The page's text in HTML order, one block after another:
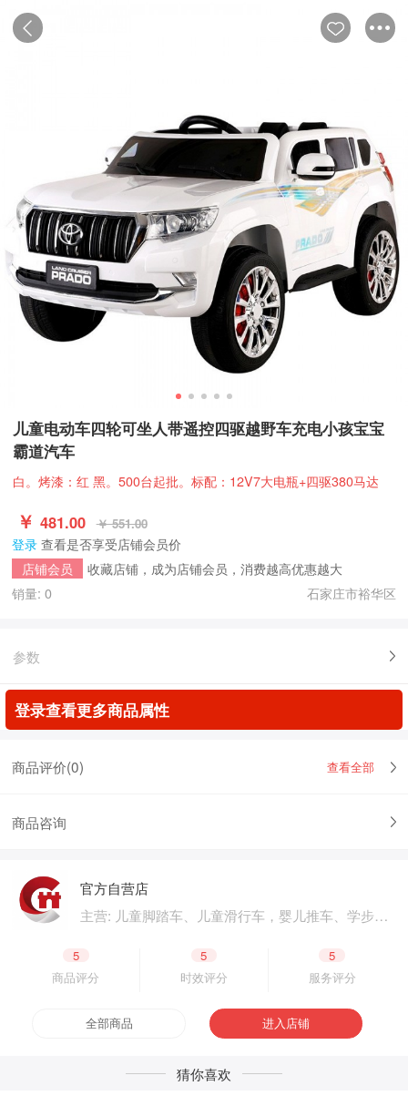
儿童电动车四轮可坐人带遥控四驱越野车充电小孩宝宝
霸道汽车
白。烤漆：红 黑。500台起批。标配：12V7大电瓶+四驱380马达
￥ 481.00 ￥ 551.00
登录 查看是否享受店铺会员价
店铺会员
收藏店铺，成为店铺会员，消费越高优惠越大
销量: 0
石家庄市裕华区
参数
登录查看更多商品属性
商品评价(0) 查看全部
商品咨询
官方自营店
主营: 儿童脚踏车、儿童滑行车，婴儿推车、学步
品、户外用品，母婴用品、婴童用品，电子玩具、
益智玩具，公园设施、广场游乐，成人脚踏车、成
件、电动车零配件，生产原材料、包装原材料，产
品外包装、产品内包装，生产设备、五金工具，采
5
商品评分
5
时效评分
5
服务评分
全部商品 进入店铺
猜你喜欢